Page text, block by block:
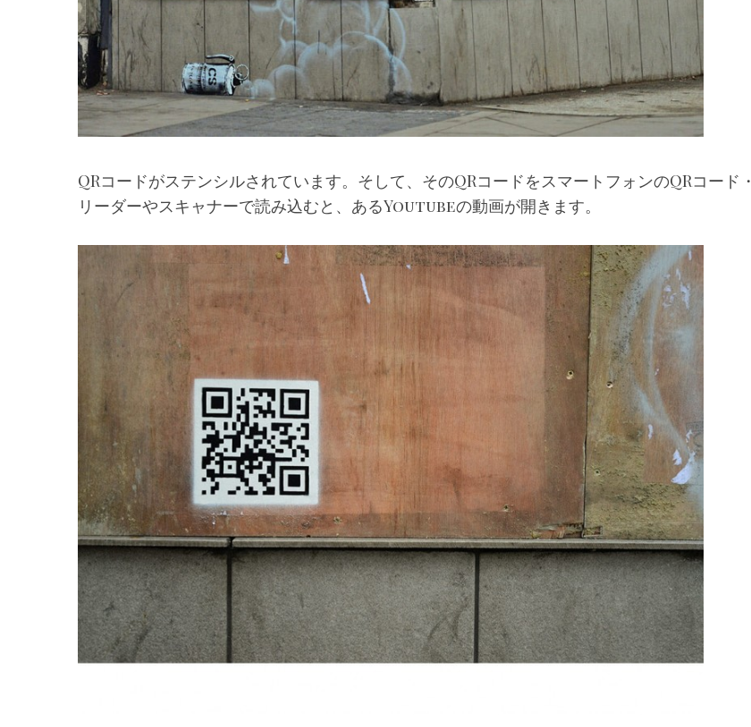
QRコードがステンシルされています。そして、そのQRコードをスマートフォンのQRコード・
リーダーやスキャナーで読み込むと、あるYoutubeの動画が開きます。